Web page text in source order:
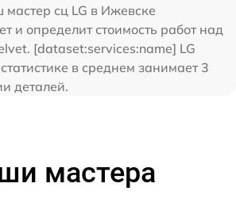
сц LG в Ижевске
и определит стоимость работ над
[dataset:services:name] LG
в среднем занимает 3
деталей.
мастера